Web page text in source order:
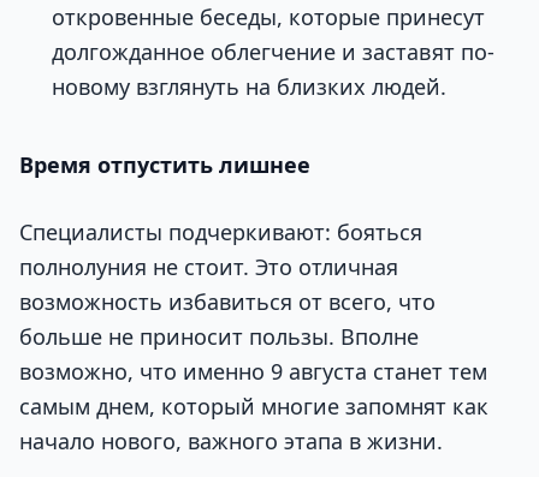
откровенные беседы, которые принесут
долгожданное облегчение и заставят по-
новому взглянуть на близких людей.
Время отпустить лишнее
Специалисты подчеркивают: бояться
полнолуния не стоит. Это отличная
возможность избавиться от всего, что
больше не приносит пользы. Вполне
возможно, что именно 9 августа станет тем
самым днем, который многие запомнят как
начало нового, важного этапа в жизни.